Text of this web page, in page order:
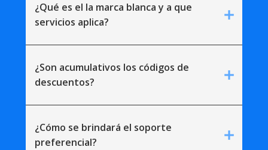
¿Qué es el la marca blanca y a que
servicios aplica?
add
¿Son acumulativos los códigos de
descuentos?
add
¿Cómo se brindará el soporte
preferencial?
add